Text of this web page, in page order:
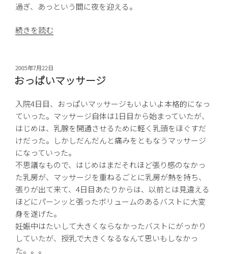
過ぎ、あっという間に夜を迎える。
“入
の
思
ご
と”
の
続きを読む
投
稿
日:
2005年7月22日
おっぱいマッサージ
入院4日目、おっぱいマッサージもいよいよ本格的になっ
ていった。マッサージ自体は1日目から始まっていたが、
はじめは、乳腺を開通させるために軽く乳頭をほぐすだ
けだった。しかしだんだんと痛みをともなうマッサージ
になっていった。
不思議なもので、はじめはまだそれほど張り感のなかっ
た乳房が、マッサージを重ねるごとに乳房が熱を持ち、
張りが出て来て、4日目あたりからは、以前とは見違える
ほどにパーンッと張ったボリュームのあるバストに大変
身を遂げた。
妊娠中はたいして大きくならなかったバストにがっかり
していたが、授乳で大きくなるなんて思いもしなかっ
た。。。